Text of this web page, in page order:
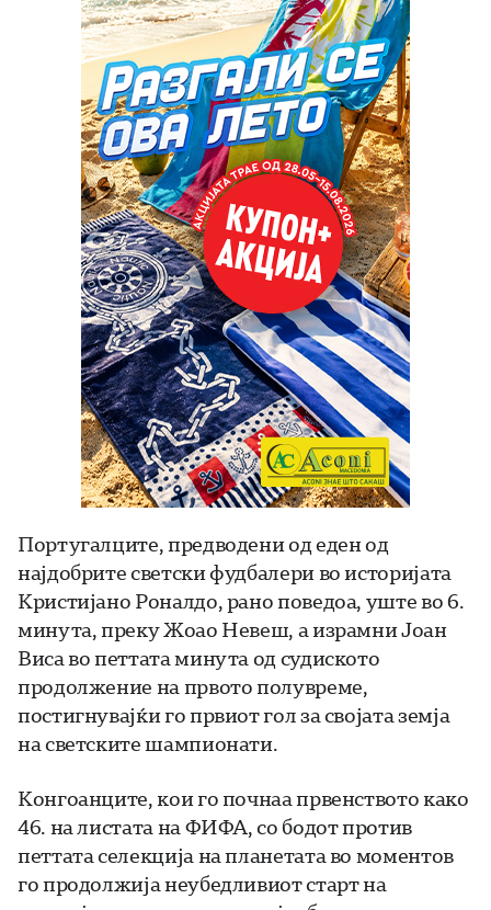
Португалците, предводени од еден од
најдобрите светски фудбалери во историјата
Кристијано Роналдо, рано поведоа, уште во 6.
минута, преку Жоао Невеш, а израмни Јоан
Виса во петтата минута од судиското
продолжение на првото полувреме,
постигнувајќи го првиот гол за својата земја
на светските шампионати.
Конгоанците, кои го почнаа првенството како
46. на листата на ФИФА, со бодот против
петтата селекција на планетата во моментов
го продолжија неубедливиот старт на